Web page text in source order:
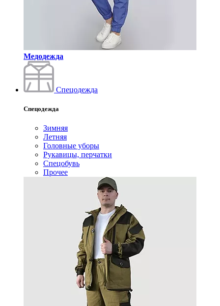
Медодежда
Спецодежда
Спецодежда
Зимняя
Летняя
Головные уборы
Рукавицы, перчатки
Спецобувь
Прочее